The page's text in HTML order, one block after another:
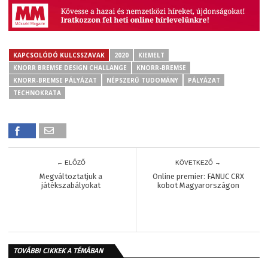
KAPCSOLÓDÓ KULCSSZAVAK 2020
KIEMELT
KNORR BREMSE DESIGN CHALLANGE
KNORR-BREMSE
KNORR-BREMSE PÁLYÁZAT
NÉPSZERŰ TUDOMÁNY
PÁLYÁZAT
TECHNOKRATA
← ELŐZŐ
Megváltoztatjuk a
játékszabályokat
KÖVETKEZŐ →
Online premier: FANUC CRX
kobot Magyarországon
TOVÁBBI CIKKEK A TÉMÁBAN